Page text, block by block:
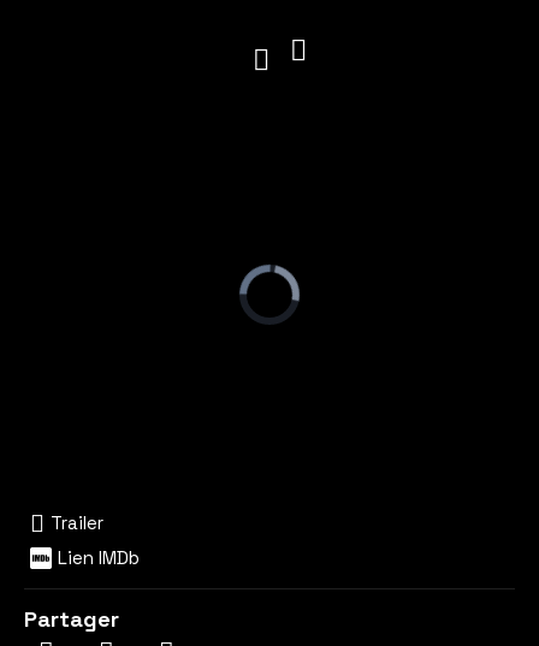
Trailer
Lien IMDb
Partager